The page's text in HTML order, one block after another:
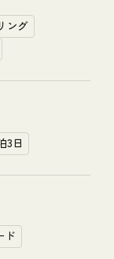
ング
3日
ド